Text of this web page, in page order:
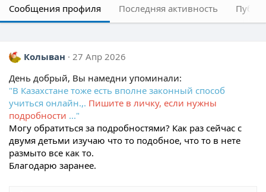
Сообщения профиля Последняя активность
Колыван
27 Апр 2026
День добрый, Вы намедни упоминали:
"В Казахстане тоже есть вполне законный способ
учиться онлайн.,. Пишите в личку, если нужны
подробности ..."
Могу обратиться за подробностями? Как раз сейчас с
двумя детьми изучаю что то подобное, что то в нете
размыто все как то.
Благодарю заранее.